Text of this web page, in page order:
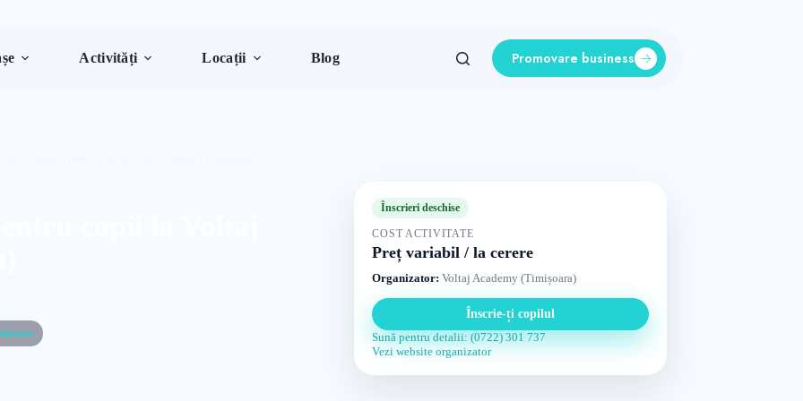
Activități Locații Blog Promovare business
Înscrieri deschise
COST ACTIVITATE
Preț variabil / la cerere
Organizator: Voltaj Academy (Timișoara)
Înscrie-ți copilul
Sună pentru detalii: (0722) 301 737
Vezi website organizator